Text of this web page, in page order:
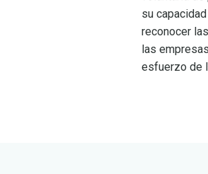
su
reconocer
las
esfuerzo de